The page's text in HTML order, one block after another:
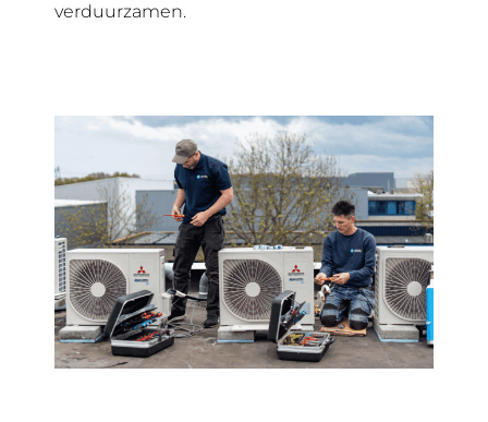
verduurzamen.